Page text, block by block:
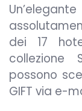
dei 17
collezione
possono
GIFT via e-